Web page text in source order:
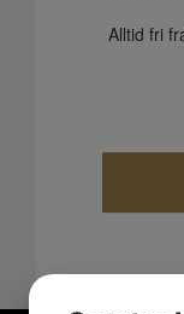
Alltid fri